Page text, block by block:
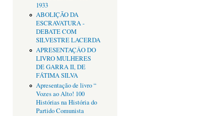
1933
ABOLIÇÃO DA
ESCRAVATURA -
DEBATE COM
SILVESTRE LACERDA
APRESENTAÇÂO DO
LIVRO MULHERES
DE GARRA II, DE
FÁTIMA SILVA
Apresentação de livro “
Vozes ao Alto! 100
Histórias na História do
Partido Comunista